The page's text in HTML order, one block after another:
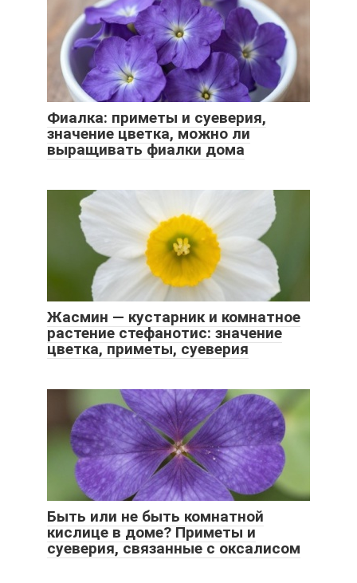
Фиалка: приметы и суеверия,
значение цветка, можно ли
выращивать фиалки дома
Жасмин — кустарник и комнатное
растение стефанотис: значение
цветка, приметы, суеверия
Быть или не быть комнатной
кислице в доме? Приметы и
суеверия, связанные с оксалисом